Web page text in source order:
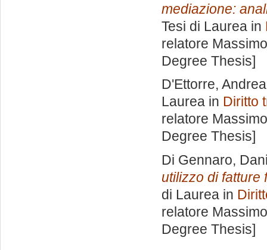
mediazione:
Tesi di Laurea in
relatore
Degree Thesis]
D'Ettorre, Andrea
Laurea in Diritto
relatore
Degree Thesis]
Di Gennaro,
utilizzo di fatture
di Laurea in
relatore
Degree Thesis]